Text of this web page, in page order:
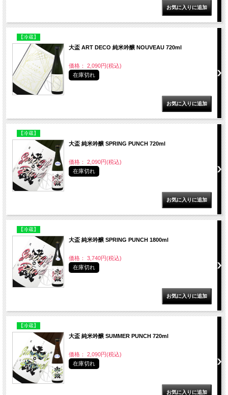
【冷蔵】
大盃 ART DECO 純米吟醸 NOUVEAU 720ml
価格： 2,090円(税込)
在庫切れ
【冷蔵】
大盃 純米吟醸 SPRING PUNCH 720ml
価格： 2,090円(税込)
在庫切れ
【冷蔵】
大盃 純米吟醸 SPRING PUNCH 1800ml
価格： 3,740円(税込)
在庫切れ
【冷蔵】
大盃 純米吟醸 SUMMER PUNCH 720ml
価格： 2,090円(税込)
在庫切れ